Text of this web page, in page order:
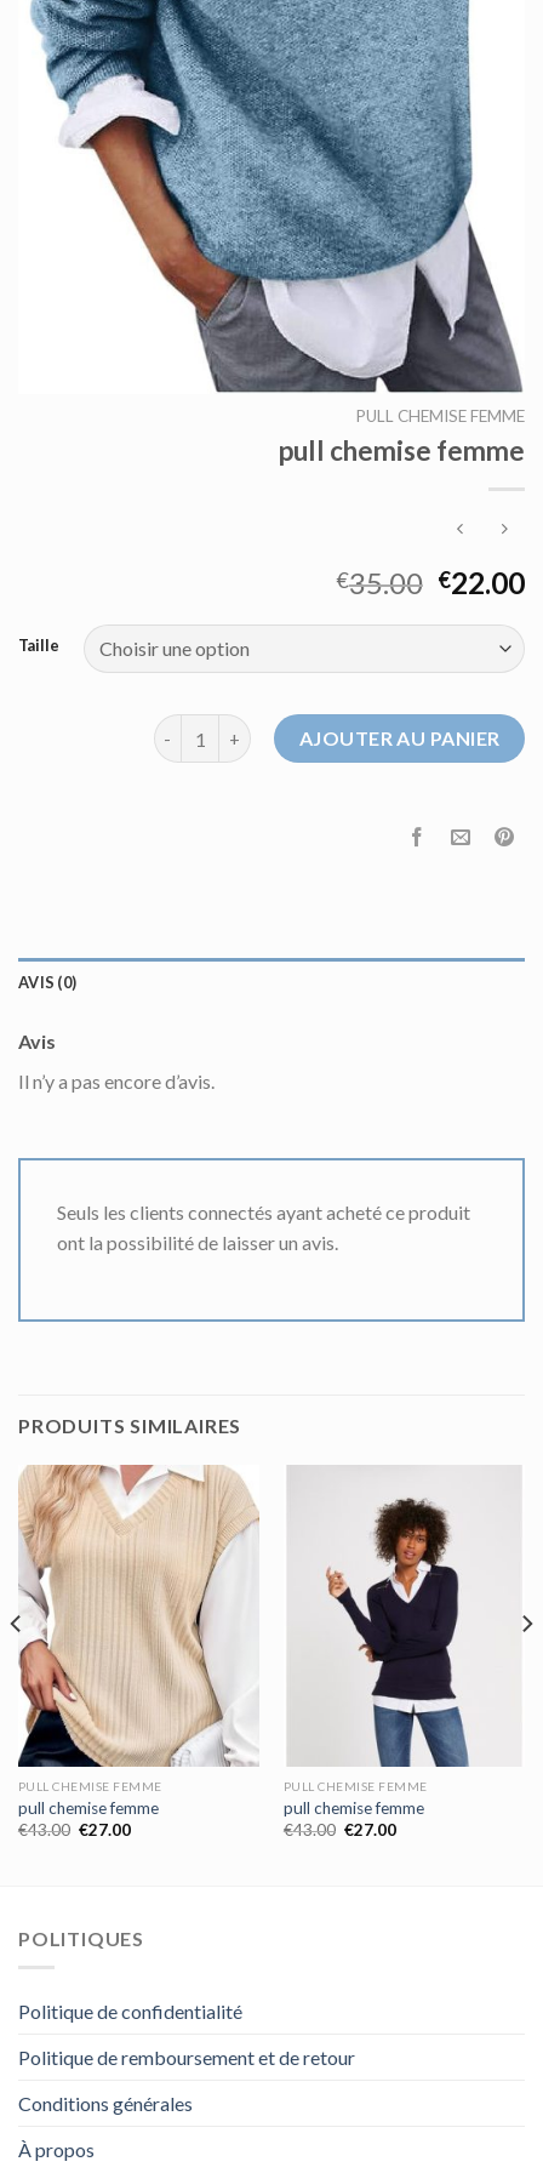
PULL CHEMISE FEMME
pull chemise femme
€35.00 €22.00
Taille
quantité de pull chemise femme
AJOUTER AU PANIER
AVIS (0)
Avis
Il n’y a pas encore d’avis.
Seuls les clients connectés ayant acheté ce produit
ont la possibilité de laisser un avis.
PRODUITS SIMILAIRES
PULL CHEMISE FEMME
pull chemise femme
€43.00 €27.00
PULL CHEMISE FEMME
pull chemise femme
€43.00 €27.00
POLITIQUES
Politique de confidentialité
Politique de remboursement et de retour
Conditions générales
À propos